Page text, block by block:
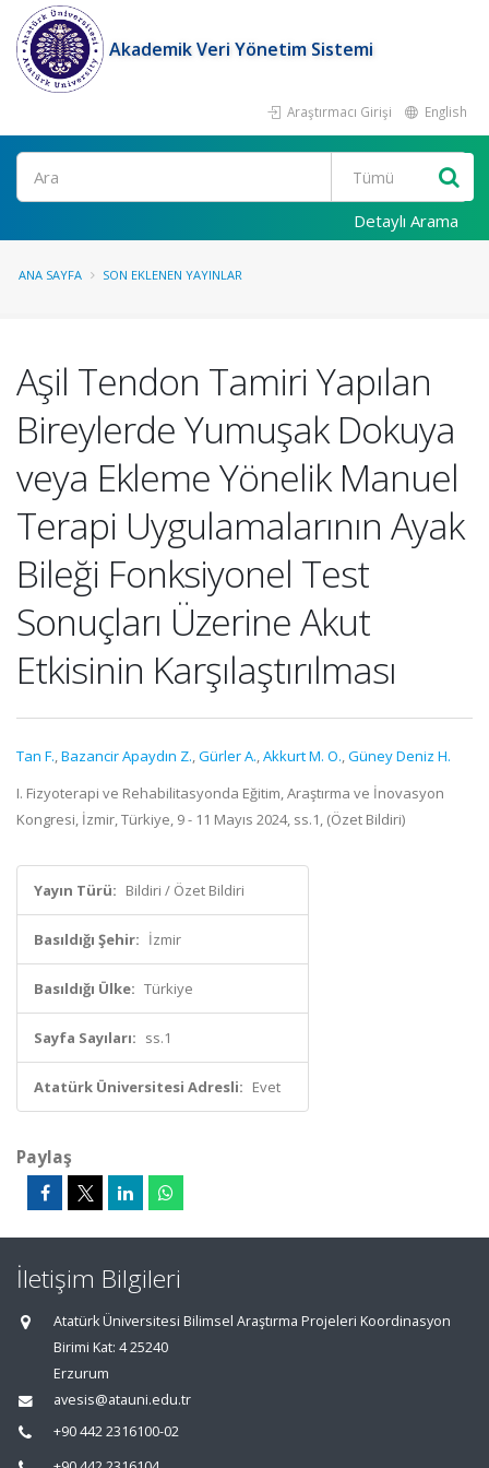
Akademik Veri Yönetim Sistemi
Araştırmacı Girişi English
Ara
Detaylı Arama
ANA SAYFA SON EKLENEN YAYINLAR
Aşil Tendon Tamiri Yapılan
Bireylerde Yumuşak Dokuya
veya Ekleme Yönelik Manuel
Terapi Uygulamalarının Ayak
Bileği Fonksiyonel Test
Sonuçları Üzerine Akut
Etkisinin Karşılaştırılması
Tan F.,Bazancir Apaydın Z.,Gürler A.,Akkurt M. O.,Güney Deniz H.
I. Fizyoterapi ve Rehabilitasyonda Eğitim, Araştırma ve İnovasyon
Kongresi, İzmir, Türkiye, 9 - 11 Mayıs 2024, ss.1, (Özet Bildiri)
Yayın Türü: Bildiri / Özet Bildiri
Basıldığı Şehir: İzmir
Basıldığı Ülke: Türkiye
Sayfa Sayıları: ss.1
Atatürk Üniversitesi Adresli: Evet
Paylaş
İletişim Bilgileri
Atatürk Üniversitesi Bilimsel Araştırma Projeleri Koordinasyon
Birimi Kat: 4 25240
Erzurum
avesis@atauni.edu.tr
+90 442 2316100-02